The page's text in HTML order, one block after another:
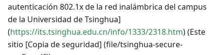
autenticación 802.1x de la red inalámbrica del campus
de la Universidad de Tsinghua]
(https://its.tsinghua.edu.cn/info/1333/2318.htm) (Este
sitio [Copia de seguridad] (file/tsinghua-secure-